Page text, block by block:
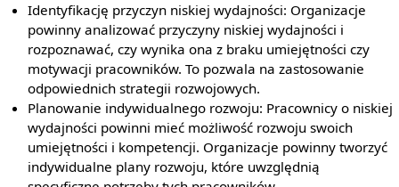
Identyfikację przyczyn niskiej wydajności: Organizacje
powinny analizować przyczyny niskiej wydajności i
rozpoznawać, czy wynika ona z braku umiejętności czy
motywacji pracowników. To pozwala na zastosowanie
odpowiednich strategii rozwojowych.
Planowanie indywidualnego rozwoju: Pracownicy o niskiej
wydajności powinni mieć możliwość rozwoju swoich
umiejętności i kompetencji. Organizacje powinny tworzyć
indywidualne plany rozwoju, które uwzględnią